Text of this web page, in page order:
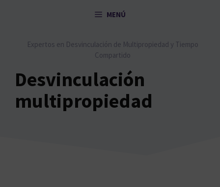
MENÚ
Expertos en Desvinculación de Multipropiedad y Tiempo
Compartido
Desvinculación
multipropiedad